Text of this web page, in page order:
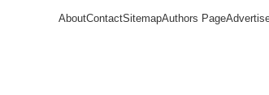
AboutContactSitemapAuthors Page